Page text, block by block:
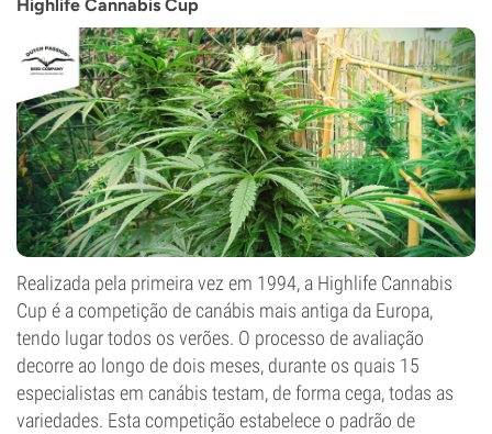
Highlife Cannabis Cup
Realizada pela primeira vez em 1994, a Highlife Cannabis
Cup é a competição de canábis mais antiga da Europa,
tendo lugar todos os verões. O processo de avaliação
decorre ao longo de dois meses, durante os quais 15
especialistas em canábis testam, de forma cega, todas as
variedades. Esta competição estabelece o padrão de